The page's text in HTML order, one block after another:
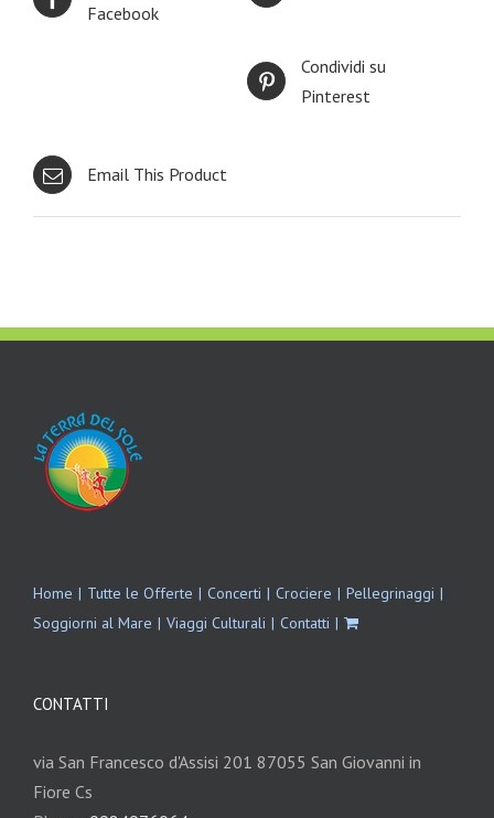
Facebook
Condividi su
Pinterest
Email This Product
Home Tutte le Offerte Concerti Crociere
Pellegrinaggi
Soggiorni al Mare
Viaggi Culturali Contatti
CONTATTI
via San Francesco d'Assisi 201 87055 San Giovanni in
Fiore Cs